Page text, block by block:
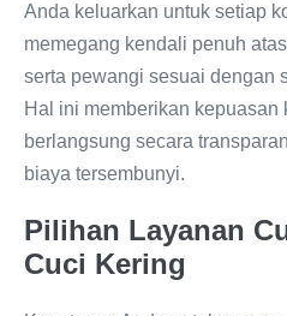
Anda keluarkan untuk setiap
memegang kendali penuh
serta pewangi sesuai dengan
Hal ini memberikan kepuasan
berlangsung secara
biaya tersembunyi.
Pilihan Layanan
Cuci Kering